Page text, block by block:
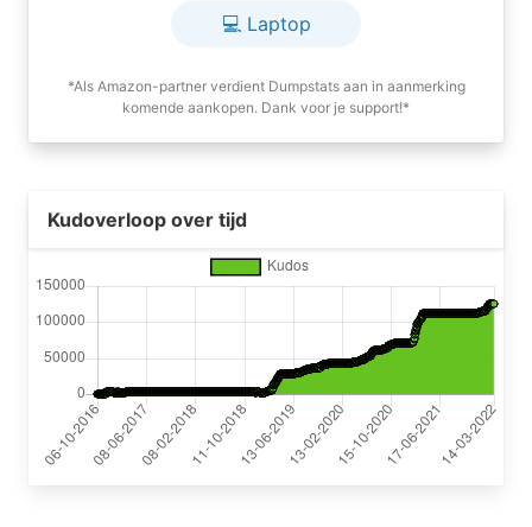
💻 Laptop
*Als Amazon-partner verdient Dumpstats aan in aanmerking
komende aankopen. Dank voor je support!*
Kudoverloop over tijd